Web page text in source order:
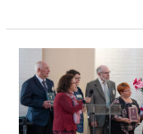
Uusia
testamentteja
ja